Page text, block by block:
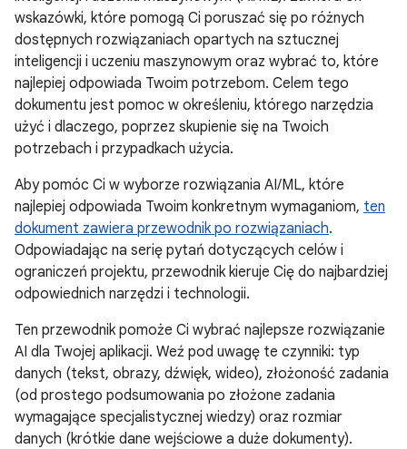
wskazówki, które pomogą Ci poruszać się po różnych
dostępnych rozwiązaniach opartych na sztucznej
inteligencji i uczeniu maszynowym oraz wybrać to, które
najlepiej odpowiada Twoim potrzebom. Celem tego
dokumentu jest pomoc w określeniu, którego narzędzia
użyć i dlaczego, poprzez skupienie się na Twoich
potrzebach i przypadkach użycia.
Aby pomóc Ci w wyborze rozwiązania AI/ML, które
najlepiej odpowiada Twoim konkretnym wymaganiom, ten
dokument zawiera przewodnik po rozwiązaniach.
Odpowiadając na serię pytań dotyczących celów i
ograniczeń projektu, przewodnik kieruje Cię do najbardziej
odpowiednich narzędzi i technologii.
Ten przewodnik pomoże Ci wybrać najlepsze rozwiązanie
AI dla Twojej aplikacji. Weź pod uwagę te czynniki: typ
danych (tekst, obrazy, dźwięk, wideo), złożoność zadania
(od prostego podsumowania po złożone zadania
wymagające specjalistycznej wiedzy) oraz rozmiar
danych (krótkie dane wejściowe a duże dokumenty).